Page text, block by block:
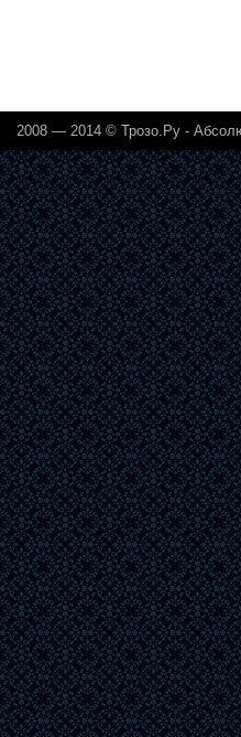
2008 — 2014 © Трозо.Ру -